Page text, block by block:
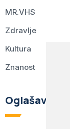
MR.VHS
Zdravlje
Kultura
Znanost
Oglašavanje